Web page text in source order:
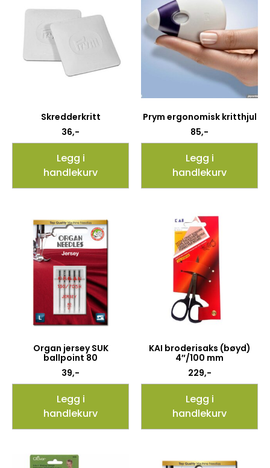
Skredderkritt
36,-
Legg i
handlekurv
Prym ergonomisk kritthjul
85,-
Legg i
handlekurv
Organ jersey SUK
ballpoint 80
39,-
Legg i
handlekurv
KAI broderisaks (bøyd)
4″/100 mm
229,-
Legg i
handlekurv